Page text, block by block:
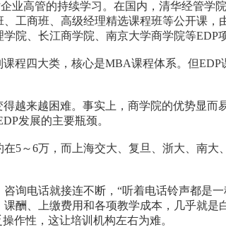
高管的持续学习。在国内，清华经管学
工商班、高级经理精选课程班等公开课
、长江商学院、南京大学商学院等EDP
四大类，核心是MBA课程体系。但EDP
来越困难。事实上，商学院的优势显而
发展的主要瓶颈。
6万，而上海交大、复旦、浙大、南大
电话就接连不断，“听着电话铃声都是
酬、上缴费用和各项教学成本，几乎就是
作性，这让培训机构左右为难。